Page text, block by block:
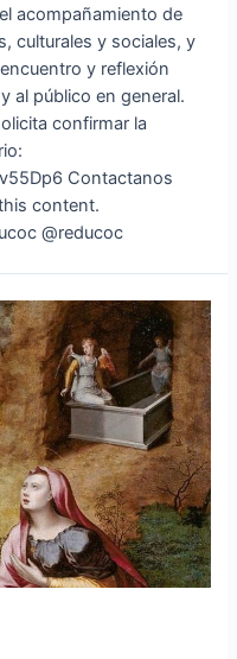
acompañamiento de
culturales y sociales, y
y reflexión
al público en general.
confirmar la
Contactanos
content.
@reducoc